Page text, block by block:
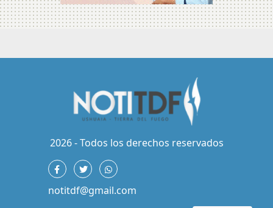
2026 - Todos los derechos reservados
notitdf@gmail.com